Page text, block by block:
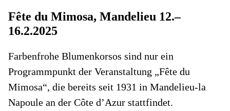
Fête du Mimosa, Mandelieu 12.–
16.2.2025
Farbenfrohe Blumenkorsos sind nur ein
Programmpunkt der Veranstaltung „Fête du
Mimosa“, die bereits seit 1931 in Mandelieu-la
Napoule an der Côte d’Azur stattfindet.